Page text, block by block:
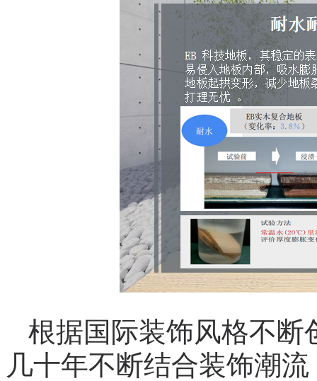
根据国际装饰风格不断
几十年不断结合装饰潮